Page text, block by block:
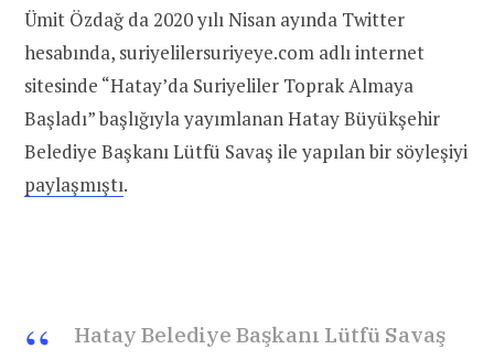
Ümit Özdağ da 2020 yılı Nisan ayında Twitter
hesabında, suriyelilersuriyeye.com adlı internet
sitesinde “Hatay’da Suriyeliler Toprak Almaya
Başladı” başlığıyla yayımlanan Hatay Büyükşehir
Belediye Başkanı Lütfü Savaş ile yapılan bir söyleşiyi
paylaşmıştı.
Hatay Belediye Başkanı Lütfü Savaş